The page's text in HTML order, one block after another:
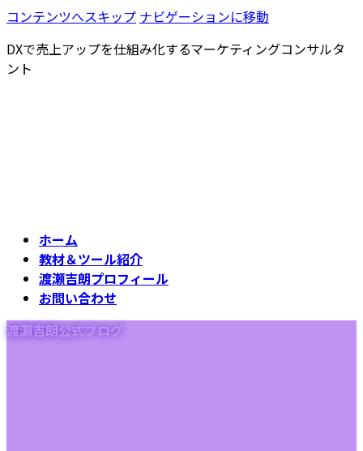
コンテンツへスキップ ナビゲーションに移動
DXで売上アップを仕組み化するマーケティングコンサルタ
ント
ホーム
教材＆ツール紹介
渡瀬吉朗プロフィール
お問い合わせ
渡瀬吉朗公式ブログ